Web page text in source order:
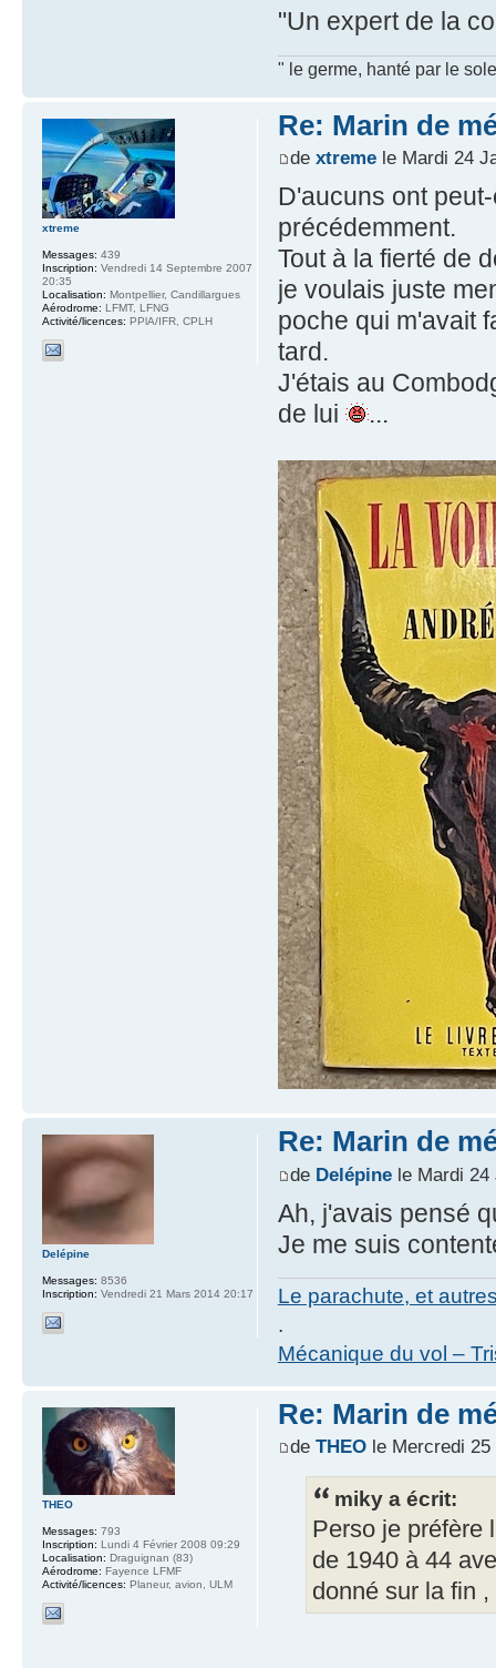
"Un expert de la
" le germe, hanté par le
Re: Marin de
de xtremele Mardi 24
D'aucuns ont
précédemment.
Tout à la fierté de
je voulais juste
poche qui m'avait
tard.
J'étais au
de lui
...
xtreme
Messages: 439
Inscription: Vendredi 14 Septembre 2007
20:35
Localisation: Montpellier, Candillargues
Aérodrome: LFMT, LFNG
Activité/licences: PPlA/IFR, CPLH
Re: Marin de
de Delépinele Mardi 24
Ah, j'avais pensé
Je me suis
Le parachute, et
.
Mécanique du vol –
Delépine
Messages: 8536
Inscription: Vendredi 21 Mars 2014 20:17
Re: Marin de
de THEOle Mercredi 25
miky a écrit:
Perso je préfère
de 1940 à 44
donné sur la fin ,
THEO
Messages: 793
Inscription: Lundi 4 Février 2008 09:29
Localisation: Draguignan (83)
Aérodrome: Fayence LFMF
Activité/licences: Planeur, avion, ULM